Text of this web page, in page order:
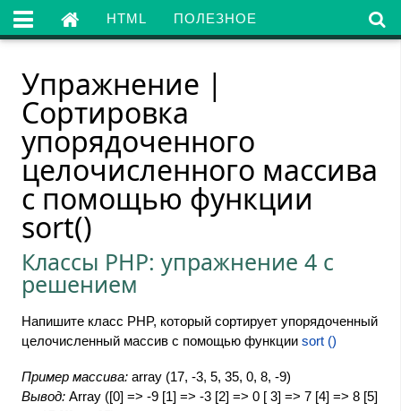
HTML ПОЛЕЗНОЕ 
Упражнение |
Cортировка
упорядоченного
целочисленного массива
с помощью функции
sort()
Классы PHP: упражнение 4 с
решением
Напишите класс PHP, который сортирует упорядоченный
целочисленный массив с помощью функции sort ()
Пример массива: array (17, -3, 5, 35, 0, 8, -9)
Вывод: Array ([0] => -9 [1] => -3 [2] => 0 [ 3] => 7 [4] => 8 [5]